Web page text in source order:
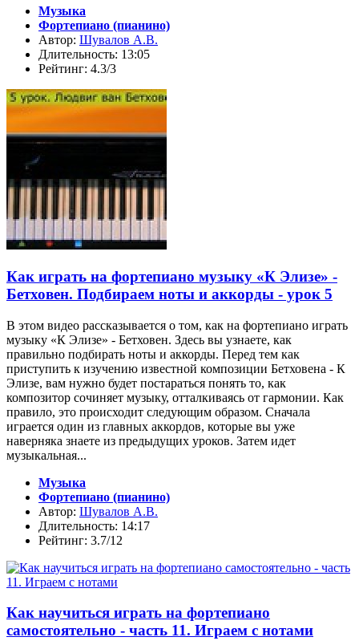
Музыка
Фортепиано (пианино)
Автор: Шувалов А.В.
Длительность: 13:05
Рейтинг: 4.3/3
Как играть на фортепиано музыку «К Элизе» -
Бетховен. Подбираем ноты и аккорды - урок 5
В этом видео рассказывается о том, как на фортепиано играть
музыку «К Элизе» - Бетховен. Здесь вы узнаете, как
правильно подбирать ноты и аккорды. Перед тем как
приступить к изучению известной композиции Бетховена - К
Элизе, вам нужно будет постараться понять то, как
композитор сочиняет музыку, отталкиваясь от гармонии. Как
правило, это происходит следующим образом. Сначала
играется один из главных аккордов, которые вы уже
наверняка знаете из предыдущих уроков. Затем идет
музыкальная...
Музыка
Фортепиано (пианино)
Автор: Шувалов А.В.
Длительность: 14:17
Рейтинг: 3.7/12
Как научиться играть на фортепиано
самостоятельно - часть 11. Играем с нотами